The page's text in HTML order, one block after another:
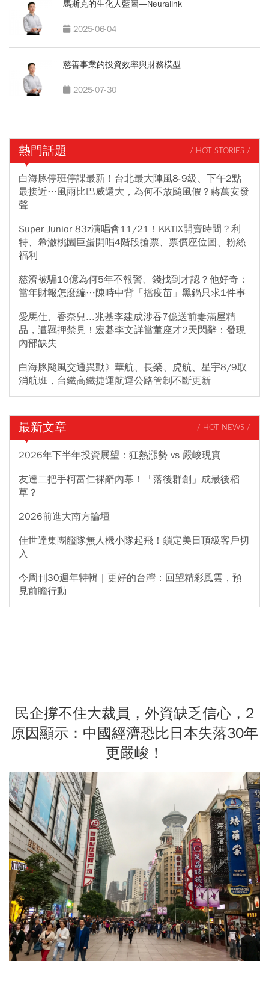
馬斯克的生化人藍圖―Neuralink
2025-06-04
慈善事業的投資效率與財務模型
2025-07-30
熱門話題 / HOT STORIES /
白海豚停班停課最新！台北最大陣風8-9級、下午2點
最接近…風雨比巴威還大，為何不放颱風假？蔣萬安發
聲
Super Junior 83z演唱會11/21！KKTIX開賣時間？利
特、希澈桃園巨蛋開唱4階段搶票、票價座位圖、粉絲
福利
慈濟被騙10億為何5年不報警、錢找到才認？他好奇：
當年財報怎麼編…陳時中背「擋疫苗」黑鍋只求1件事
愛馬仕、香奈兒...兆基李建成涉吞7億送前妻滿屋精
品，遭羈押禁見！宏碁李文詳當董座才2天閃辭：發現
內部缺失
白海豚颱風交通異動》華航、長榮、虎航、星宇8/9取
消航班，台鐵高鐵捷運航運公路管制不斷更新
最新文章 / HOT NEWS /
2026年下半年投資展望：狂熱漲勢 vs 嚴峻現實
友達二把手柯富仁裸辭內幕！「落後群創」成最後稻
草？
2026前進大南方論壇
佳世達集團艦隊無人機小隊起飛！鎖定美日頂級客戶切
入
今周刊30週年特輯｜更好的台灣：回望精彩風雲，預
見前瞻行動
民企撐不住大裁員，外資缺乏信心，2
原因顯示：中國經濟恐比日本失落30年
更嚴峻！